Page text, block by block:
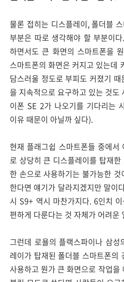
물론 접히는 디스플레이, 폴더블
부분은 따로 생각해야 할 부분이
하면서도 큰 화면의 스마트폰을
스마트폰의 화면은 커지고 있는데
담스러울 정도로 부피도 커졌기
을 지속적으로 요구하고 있는 것도
이폰 SE 2가 나오기를 기다리는
이유 때문이 아닐까 싶다).
현재 플래그쉽 스마트폰들 중에서
로 상당히 큰 디스플레이를 탑재
한 손으로 사용하기는 불가능한
한다면 얘기가 달라지겠지만 말이
시 S9+ 역시 마찬가지다. 6인치
편하게 다룬다는 것 자체가 어려운
그런데 로욜의 플랙스파이나 삼
레이가 탑재된 폴더블 스마트폰의
사용하고 뭔가 큰 화면으로 작업을